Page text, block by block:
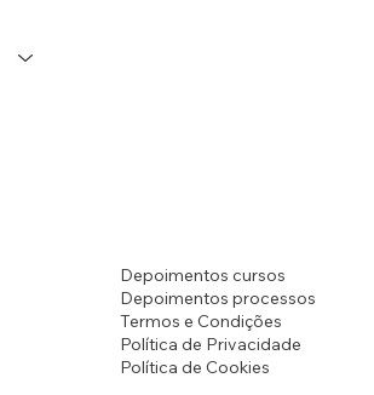
Depoimentos cursos
Depoimentos processos
Termos e Condições
Política de Privacidade
Política de Cookies